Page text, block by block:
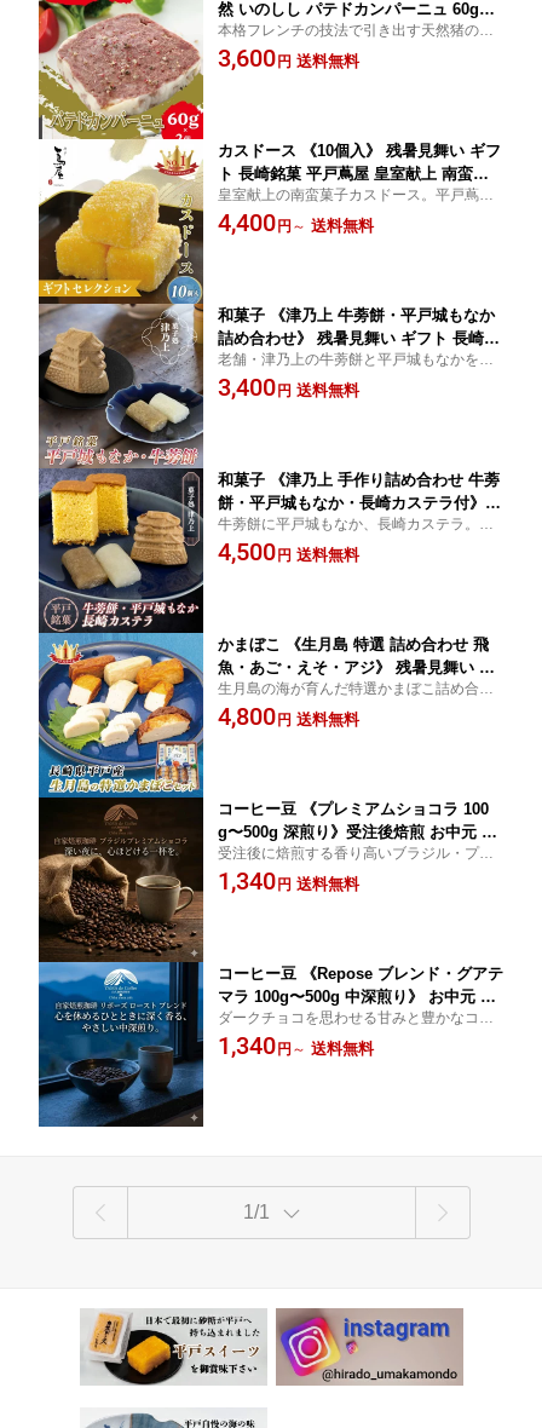
然 いのしし パテドカンパーニュ 60g×2
個》 猪肉 テリーヌ ジビエ 高たんぱく
ヘルシー ワインに合う おつまみ 酒の肴
本格フレンチの技法で引き出す天然猪の濃
厚な旨味。食べきりサイズの60gが2個入
り。ワインと愉しむ贅沢なひとときを。
3,600 円 送料無料
カスドース 《10個入》 残暑見舞い ギフ
ト 長崎銘菓 平戸蔦屋 皇室献上 南蛮菓
子 老舗 和菓子 スイーツ お取り寄せ お
茶請け 手土産 夏ギフト 贈答品 のし対
皇室献上の南蛮菓子カスドース。平戸蔦屋
の老舗の技が生む上品な甘さを、ちょうど
いい10個入で。特別な日の贈り物に。
4,400 円 ～ 送料無料
和菓子 《津乃上 牛蒡餅・平戸城もなか
詰め合わせ》 残暑見舞い ギフト 長崎
平戸 老舗銘菓 手作り お茶請け ご当地
おやつ お取り寄せグルメ お返し 帰省土
老舗・津乃上の牛蒡餅と平戸城もなかを詰
め合わせ。素朴で懐かしい手作り和菓子
は、お茶うけにも帰省土産にもぴったり。
3,400 円 送料無料
和菓子 《津乃上 手作り詰め合わせ 牛蒡
餅・平戸城もなか・長崎カステラ付》
お中元 御中元 暑中見舞い 残暑見舞い
ギフト 長崎 平戸 老舗 スイーツ お茶請
牛蒡餅に平戸城もなか、長崎カステラ。老
舗・津乃上の手作り和菓子を少しずつ。平
戸の味めぐりをお茶うけや贈り物に。
4,500 円 送料無料
かまぼこ 《生月島 特選 詰め合わせ 飛
魚・あご・えそ・アジ》 残暑見舞い ギ
フト 送料無料 長崎 平戸 蒲鉾 練り物 お
つまみ お取り寄せグルメ 長崎土産 夏ギ
生月島の海が育んだ特選かまぼこ詰め合わ
せ。飛魚・あご・えそ・アジ、四つの旨み
を一度に。平戸の名産を食卓と贈り物に。
4,800 円 送料無料
コーヒー豆 《プレミアムショコラ 100
g〜500g 深煎り》受注後焙煎 お中元 御
中元 暑中見舞い 残暑見舞い 夏ギフト
送料無料 珈琲 ブラジル 粉 豆のまま ア
受注後に焙煎する香り高いブラジル・プレ
ミアムショコラ。チョコとナッツを思わせ
るコクと甘み。深煎りの一杯を夏の贈り物
1,340 円 送料無料
コーヒー豆 《Repose ブレンド・グアテ
マラ 100g〜500g 中深煎り》 お中元 御
中元 暑中見舞い 残暑見舞い ギフト 珈
琲 注文後焙煎 ダークチョコの甘み コク
ダークチョコを思わせる甘みと豊かなコ
ク。注文後に焙煎するReposeのブレンドは
格別。中深煎りの香りを贈り物に。
1,340 円 ～ 送料無料
1/1